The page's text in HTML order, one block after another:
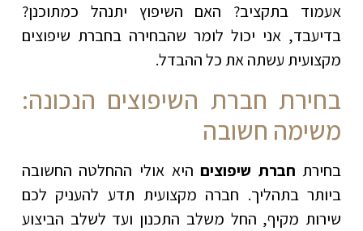
אעמוד בתקציב? האם השיפוץ יתנהל כמתוכנן?
בדיעבד, אני יכול לומר שהבחירה בחברת שיפוצים
מקצועית עשתה את כל ההבדל.
בחירת חברת השיפוצים הנכונה:
משימה חשובה
בחירת חברת שיפוציםהיא אולי ההחלטה החשובה
ביותר בתהליך. חברה מקצועית תדע להעניק לכם
שירות מקיף, החל משלב התכנון ועד לשלב הביצוע